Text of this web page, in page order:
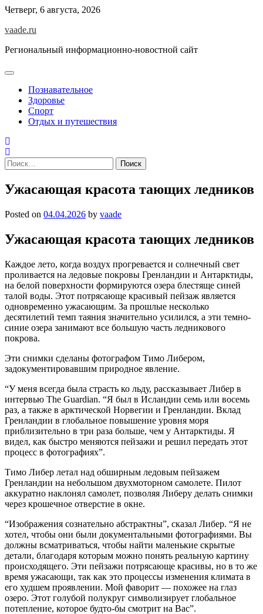
Skip
content
Четверг, 6 августа, 2026
vaade.ru
Региональный информационно-новостной сайт
Познавательное
Здоровье
Спорт
Отдых и путешествия
Найти:
Ужасающая красота тающих ледников
Posted on 04.04.2026 by vaade
Ужасающая красота тающих ледников
Каждое лето, когда воздух прогревается и солнечный свет
проливается на ледовые покровы Гренландии и Антарктиды,
на белой поверхности формируются озера блестяще синей
талой воды. Этот потрясающе красивый пейзаж является
одновременно ужасающим. За прошлые несколько
десятилетий темп таяния значительно усилился, а эти темно-
синие озера занимают все большую часть ледникового
покрова.
Эти снимки сделаны фотографом Тимо Либером,
задокументировавшим природное явление.
“У меня всегда была страсть ко льду, рассказывает Либер в
интервью The Guardian. “Я был в Исландии семь или восемь
раз, а также в арктической Норвегии и Гренландии. Вклад
Гренландии в глобальное повышение уровня моря
приблизительно в три раза больше, чем у Антарктиды. Я
видел, как быстро меняются пейзажи и решил передать этот
процесс в фотографиях”.
Тимо Либер летал над обширным ледовым пейзажем
Гренландии на небольшом двухмоторном самолете. Пилот
аккуратно наклонял самолет, позволяя Либеру делать снимки
через крошечное отверстие в окне.
“Изображения сознательно абстрактны”, сказал Либер. “Я не
хотел, чтобы они были документальными фотографиями. Вы
должны всматриваться, чтобы найти маленькие скрытые
детали, благодаря которым можно понять реальную картину
происходящего. Эти пейзажи потрясающе красивы, но в то же
время ужасающи, так как это процессы изменения климата в
его худшем проявлении. Мой фаворит — похожее на глаз
озеро. Этот голубой полукруг символизирует глобальное
потепление, которое будто-бы смотрит на Вас”.